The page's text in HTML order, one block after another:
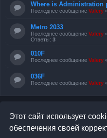
Этот сайт использует
обеспечения своей
Where is Administration
Последнее сообщение Valery
Metro 2033
Последнее сообщение Valery
Ответы: 3
010F
Последнее сообщение Valery
036F
Последнее сообщение Valery